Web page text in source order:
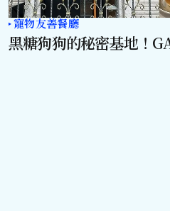
寵物友善餐廳
黑糖狗狗的秘密基地！